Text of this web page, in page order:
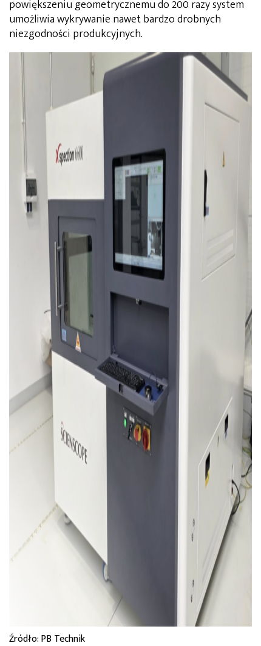
powiększeniu geometrycznemu do 200 razy system
umożliwia wykrywanie nawet bardzo drobnych
niezgodności produkcyjnych.
Źródło: PB Technik